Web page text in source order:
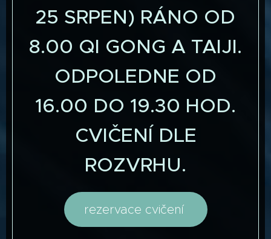
25 SRPEN) RÁNO OD
8.00 QI GONG A TAIJI.
ODPOLEDNE OD
16.00 DO 19.30 HOD.
CVIČENÍ DLE
ROZVRHU.
rezervace cvičení